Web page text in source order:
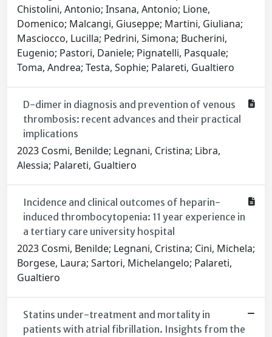
Chistolini, Antonio; Insana, Antonio; Lione,
Domenico; Malcangi, Giuseppe; Martini, Giuliana;
Masciocco, Lucilla; Pedrini, Simona; Bucherini,
Eugenio; Pastori, Daniele; Pignatelli, Pasquale;
Toma, Andrea; Testa, Sophie; Palareti, Gualtiero
D-dimer in diagnosis and prevention of venous
thrombosis: recent advances and their practical
implications
2023 Cosmi, Benilde; Legnani, Cristina; Libra,
Alessia; Palareti, Gualtiero
Incidence and clinical outcomes of heparin-
induced thrombocytopenia: 11 year experience in
a tertiary care university hospital
2023 Cosmi, Benilde; Legnani, Cristina; Cini, Michela;
Borgese, Laura; Sartori, Michelangelo; Palareti,
Gualtiero
Statins under-treatment and mortality in
patients with atrial fibrillation. Insights from the